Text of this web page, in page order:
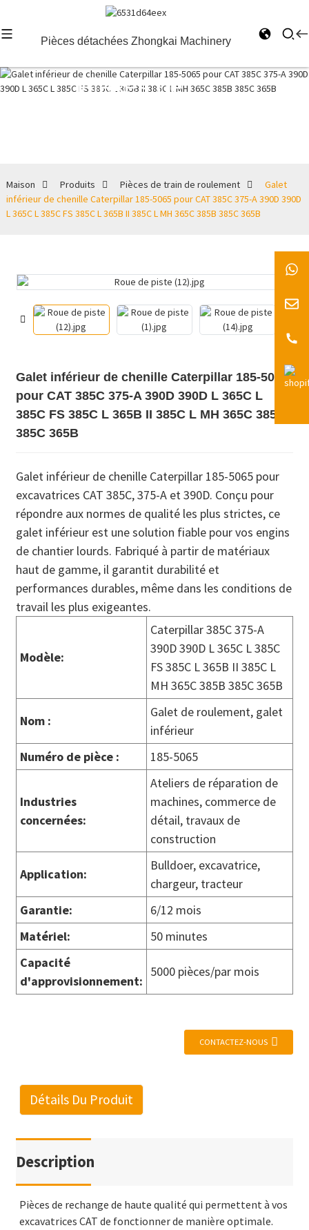
Pièces détachées Zhongkai Machinery
Pièces de
Maison Produits Pièces de train de roulement
Galet
inférieur de chenille Caterpillar 185-5065 pour CAT 385C 375-A 390D 390D
L 365C L 385C FS 385C L 365B II 385C L MH 365C 385B 385C 365B
Galet inférieur de chenille Caterpillar 185-5065
pour CAT 385C 375-A 390D 390D L 365C L
385C FS 385C L 365B II 385C L MH 365C 385B
385C 365B
Galet inférieur de chenille Caterpillar 185-5065 pour
excavatrices CAT 385C, 375-A et 390D. Conçu pour
répondre aux normes de qualité les plus strictes, ce
galet inférieur est une solution fiable pour vos engins
de chantier lourds. Fabriqué à partir de matériaux
haut de gamme, il garantit durabilité et
performances durables, même dans les conditions de
travail les plus exigeantes.
Modèle:
Caterpillar 385C 375-A
390D 390D L 365C L 385C
FS 385C L 365B II 385C L
MH 365C 385B 385C 365B
Nom :
Galet de roulement, galet
inférieur
Numéro de pièce :
185-5065
Industries
concernées:
Ateliers de réparation de
machines, commerce de
détail, travaux de
construction
Application:
Bulldoer, excavatrice,
chargeur, tracteur
Garantie:
6/12 mois
Matériel:
50 minutes
Capacité
d'approvisionnement:
5000 pièces/par mois
CONTACTEZ-NOUS
Détails Du Produit
Description
Pièces de rechange de haute qualité qui permettent à vos
excavatrices CAT de fonctionner de manière optimale.